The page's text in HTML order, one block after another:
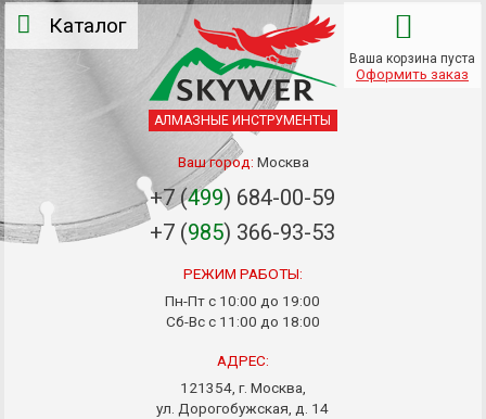
АЛМАЗНЫЕ ИНСТРУМЕНТЫ
Ваш город: Москва
+7 (499) 684-00-59
+7 (985) 366-93-53
РЕЖИМ РАБОТЫ:
Пн-Пт с 10:00 до 19:00
Сб-Вс с 11:00 до 18:00
АДРЕС:
121354, г. Москва,
ул. Дорогобужская, д. 14
Ваша корзина пуста
Оформить заказ
Каталог